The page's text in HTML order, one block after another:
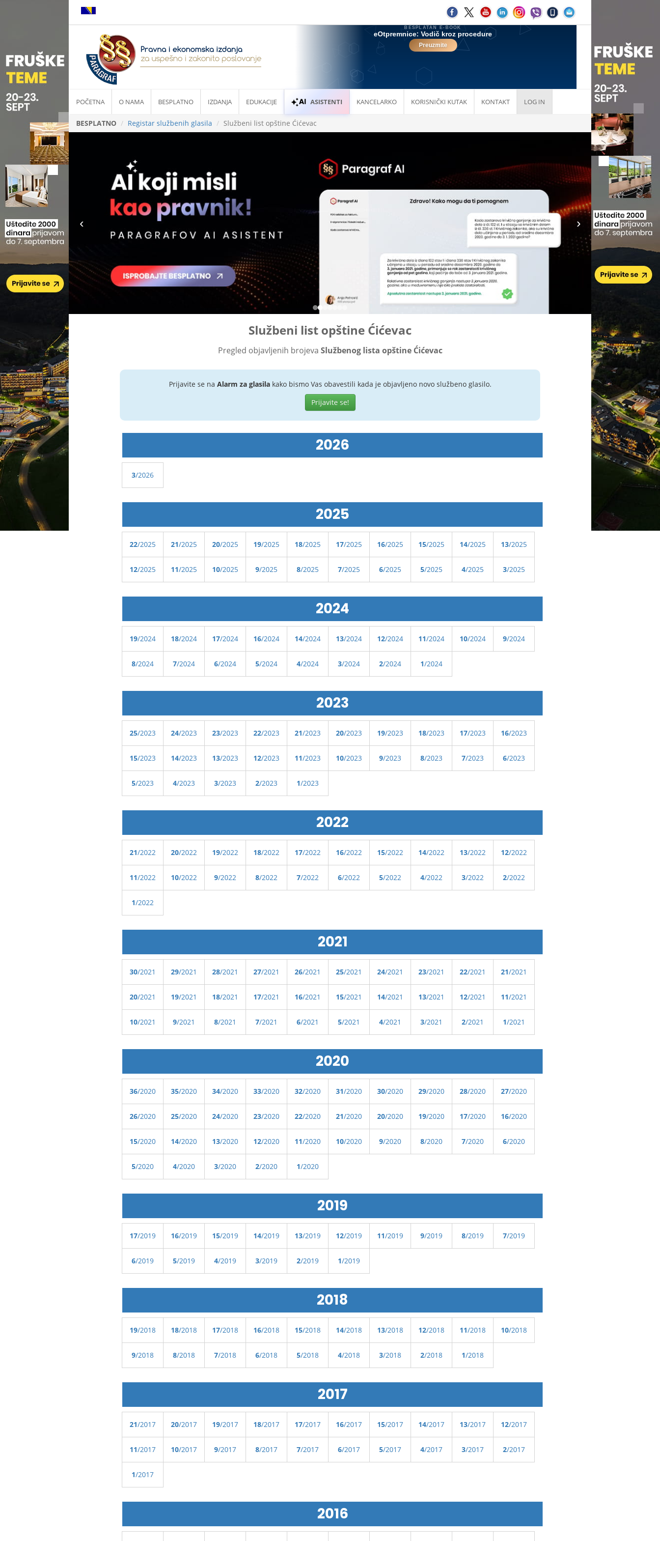
POČETNA O NAMA BESPLATNO IZDANJA EDUKACIJE ASISTENTI KANCELARKO KORISNIČKI KUTAK KONTAKT LOG IN
BESPLATNO Registar službenih glasila Službeni list opštine Ćićevac
Službeni list opštine Ćićevac
Pregled objavljenih brojeva Službenog lista opštine Ćićevac
Prijavite se na Alarm za glasilakako bismo Vas obavestili kada je objavljeno novo službeno glasilo.
Prijavite se!
2026
3/2026
2025
22/2025 21/2025 20/2025 19/2025 18/2025 17/2025 16/2025 15/2025 14/2025 13/2025
12/2025 11/2025 10/2025 9/2025 8/2025 7/2025 6/2025 5/2025 4/2025 3/2025
2024
19/2024 18/2024 17/2024 16/2024 14/2024 13/2024 12/2024 11/2024 10/2024 9/2024
8/2024 7/2024 6/2024 5/2024 4/2024 3/2024 2/2024 1/2024
2023
25/2023 24/2023 23/2023 22/2023 21/2023 20/2023 19/2023 18/2023 17/2023 16/2023
15/2023 14/2023 13/2023 12/2023 11/2023 10/2023 9/2023 8/2023 7/2023 6/2023
5/2023 4/2023 3/2023 2/2023 1/2023
2022
21/2022 20/2022 19/2022 18/2022 17/2022 16/2022 15/2022 14/2022 13/2022 12/2022
11/2022 10/2022 9/2022 8/2022 7/2022 6/2022 5/2022 4/2022 3/2022 2/2022
1/2022
2021
30/2021 29/2021 28/2021 27/2021 26/2021 25/2021 24/2021 23/2021 22/2021 21/2021
20/2021 19/2021 18/2021 17/2021 16/2021 15/2021 14/2021 13/2021 12/2021 11/2021
10/2021 9/2021 8/2021 7/2021 6/2021 5/2021 4/2021 3/2021 2/2021 1/2021
2020
36/2020 35/2020 34/2020 33/2020 32/2020 31/2020 30/2020 29/2020 28/2020 27/2020
26/2020 25/2020 24/2020 23/2020 22/2020 21/2020 20/2020 19/2020 17/2020 16/2020
15/2020 14/2020 13/2020 12/2020 11/2020 10/2020 9/2020 8/2020 7/2020 6/2020
5/2020 4/2020 3/2020 2/2020 1/2020
2019
17/2019 16/2019 15/2019 14/2019 13/2019 12/2019 11/2019 9/2019 8/2019 7/2019
6/2019 5/2019 4/2019 3/2019 2/2019 1/2019
2018
19/2018 18/2018 17/2018 16/2018 15/2018 14/2018 13/2018 12/2018 11/2018 10/2018
9/2018 8/2018 7/2018 6/2018 5/2018 4/2018 3/2018 2/2018 1/2018
2017
21/2017 20/2017 19/2017 18/2017 17/2017 16/2017 15/2017 14/2017 13/2017 12/2017
11/2017 10/2017 9/2017 8/2017 7/2017 6/2017 5/2017 4/2017 3/2017 2/2017
1/2017
2016